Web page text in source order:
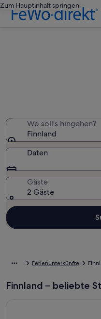
Zum Hauptinhalt springen
Wo soll’s hingehen?
Finnland
Daten
Gäste
2 Gäste
Ferienunterkünfte
Finnland – beliebte